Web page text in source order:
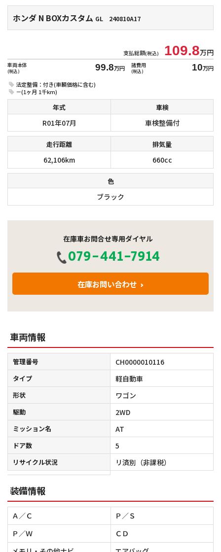
ホンダ N BOXカスタム GL 240810A17
支払総額(税込) 109.8万円
車両本体
(税込) 99.8万円 諸費用
(税込) 10万円
法定整備：付き(車輌価格に含む)
－(1ヶ月 1千km)
年式 車検
R01年07月 車検整備付
走行距離 排気量
62,106km 660cc
色
ブラック
在庫車お問合せ専用ダイヤル
079-441-7914
在庫お問い合わせ
車両情報
管理番号 CH0000010116
タイプ 軽自動車
形状 ワゴン
駆動 2WD
ミッション名 AT
ドア数 5
リサイクル状況 リ済別（非課税）
装備情報
Ａ／Ｃ
Ｐ／Ｓ
Ｐ／Ｗ
ＣＤ